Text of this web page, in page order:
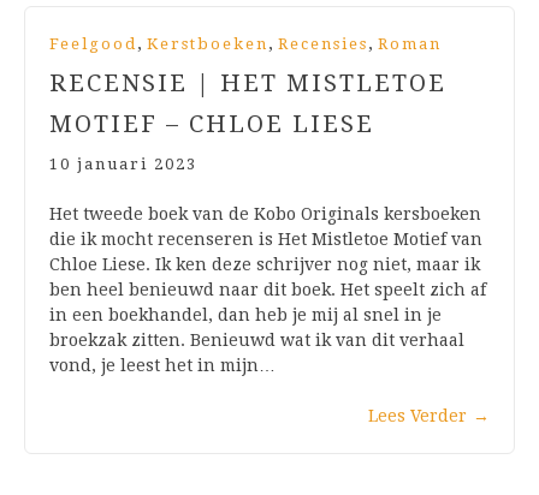
Feelgood , Kerstboeken , Recensies , Roman
RECENSIE | HET MISTLETOE
MOTIEF – CHLOE LIESE
10 januari 2023
Het tweede boek van de Kobo Originals kersboeken
die ik mocht recenseren is Het Mistletoe Motief van
Chloe Liese. Ik ken deze schrijver nog niet, maar ik
ben heel benieuwd naar dit boek. Het speelt zich af
in een boekhandel, dan heb je mij al snel in je
broekzak zitten. Benieuwd wat ik van dit verhaal
vond, je leest het in mijn…
Lees Verder →